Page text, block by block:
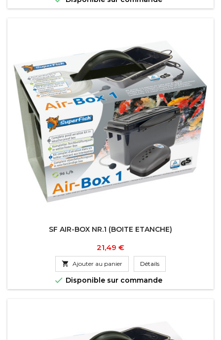
SF AIR-BOX NR.1 (BOITE ETANCHE)
Prix
21,49 €
 Ajouter au panier Détails
 Disponible sur commande